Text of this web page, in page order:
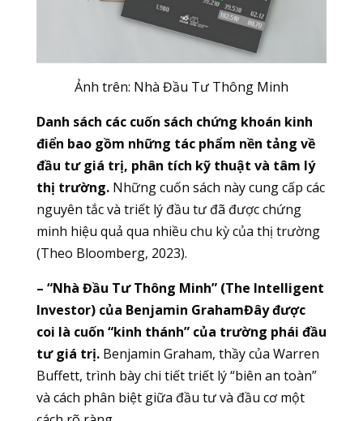
Ảnh trên: Nhà Đầu Tư Thông Minh
Danh sách các cuốn sách chứng khoán kinh
điển bao gồm những tác phẩm nền tảng về
đầu tư giá trị, phân tích kỹ thuật và tâm lý
thị trường.Những cuốn sách này cung cấp các
nguyên tắc và triết lý đầu tư đã được chứng
minh hiệu quả qua nhiều chu kỳ của thị trường
(Theo Bloomberg, 2023).
– “Nhà Đầu Tư Thông Minh” (The Intelligent
Investor) của Benjamin GrahamĐây được
coi là cuốn “kinh thánh” của trường phái đầu
tư giá trị.Benjamin Graham, thầy của Warren
Buffett, trình bày chi tiết triết lý “biên an toàn”
và cách phân biệt giữa đầu tư và đầu cơ một